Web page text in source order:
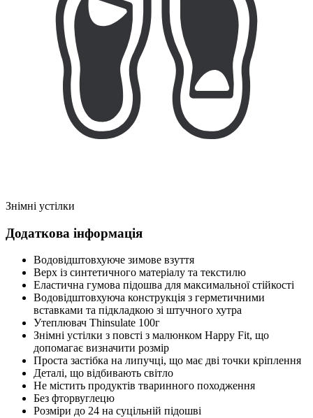
Знімні устілки
Додаткова інформація
Водовідштовхуюче зимове взуття
Верх із синтетичного матеріалу та текстилю
Еластична гумова підошва для максимальної стійкості
Водовідштовхуюча конструкція з герметичними
вставками та підкладкою зі штучного хутра
Утеплювач Thinsulate 100г
Знімні устілки з повсті з малюнком Happy Fit, що
допомагає визначити розмір
Проста застібка на липучці, що має дві точки кріплення
Деталі, що відбивають світло
Не містить продуктів тваринного походження
Без фторвуглецю
Розміри до 24 на суцільній підошві